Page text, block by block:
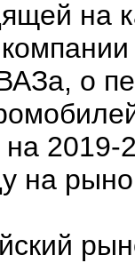
на
о
на 2019-
на